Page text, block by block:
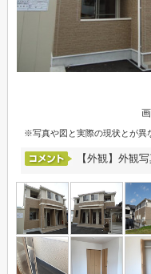
※写真や図と実際の現状とが異
【外観】外観写